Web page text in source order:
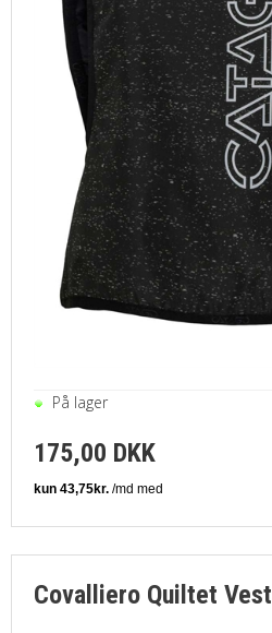
På lager
175,00 DKK
Covalliero Quiltet Vest